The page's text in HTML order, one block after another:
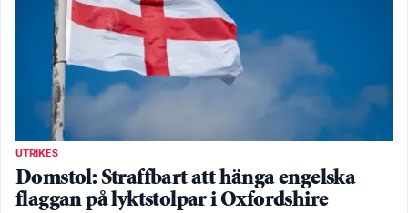
UTRIKES
Domstol: Straffbart att hänga engelska
flaggan på lyktstolpar i Oxfordshire